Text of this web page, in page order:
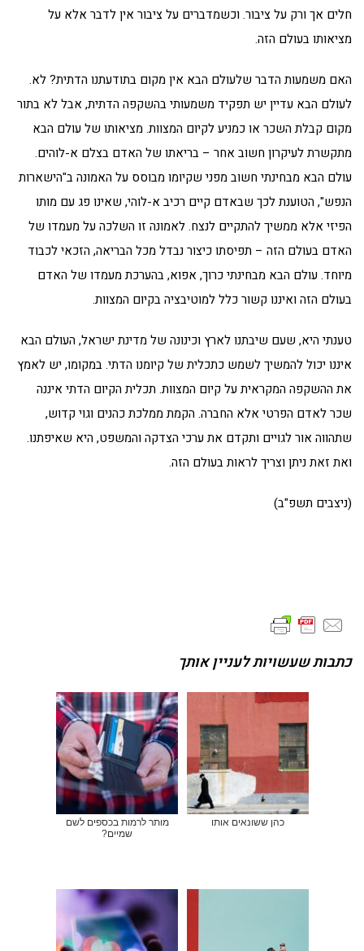
חלים אך ורק על ציבור. וכשמדברים על ציבור אין לדבר אלא על
מציאותו בעולם הזה.
האם משמעות הדבר שלעולם הבא אין מקום בתודעתנו הדתית? לא.
לעולם הבא עדיין יש תפקיד משמעותי בהשקפה הדתית, אבל לא בתור
מקום קבלת השכר או כמניע לקיום המצוות. מציאותו של עולם הבא
מתקשרת לעיקרון חשוב אחר – בריאתו של האדם בצלם א-לוהים.
עולם הבא מבחינתי חשוב מפני שקיומו מבוסס על האמונה ב"הישארות
הנפש", הטוענת לכך שבאדם קיים רכיב א-לוהי, שאינו פג עם מותו
הפיזי אלא ממשיך להתקיים לנצח. לאמונה זו השלכה על מעמדו של
האדם בעולם הזה – תפיסתו כיצור נבדל מכל הבריאה, הזכאי לכבוד
מיוחד. עולם הבא מבחינתי כרוך, אפוא, בהערכת מעמדו של האדם
בעולם הזה ואיננו קשור כלל למוטיבציה בקיום המצוות.
טענתי היא, שעם שיבתנו לארץ וכינונה של מדינת ישראל, העולם הבא
איננו יכול להמשיך לשמש כתכלית של קיומנו הדתי. במקומו, יש לאמץ
את ההשקפה המקראית על קיום המצוות. תכלית הקיום הדתי איננה
שכר לאדם הפרטי אלא החברה. הקמת ממלכת כהנים וגוי קדוש,
שתהווה אור לגויים ותקדם את ערכי הצדקה והמשפט, היא שאיפתנו.
ואת זאת ניתן וצריך לראות בעולם הזה.
(ניצבים תשפ"ב)
כתבות שעשויות לעניין אותך
כהן ששונאים אותו
מותר לרמות בכספים לשם
שמיים?